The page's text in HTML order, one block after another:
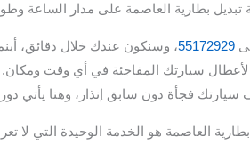
بطارية العاصمة على مدار الساعة
55172929، وسنكون عندك خلال دقائق،
لأعطال سيارتك المفاجئة في أي وقت ومكان.
فجأة دون سابق إنذار، وهنا يأتي دور
بطارية العاصمة هو الخدمة الوحيدة التي لا